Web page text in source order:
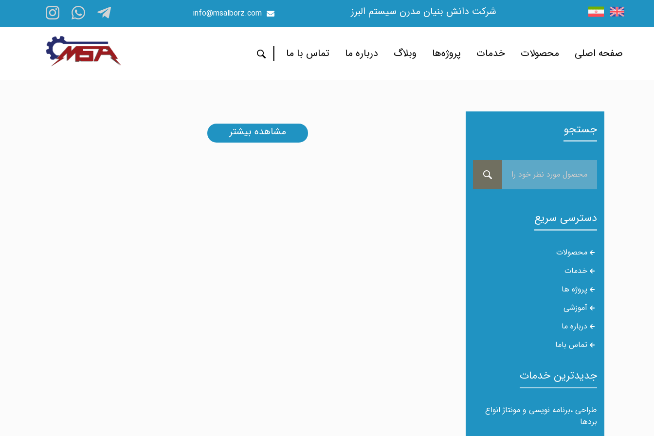
شرکت دانش بنیان مدرن سیستم البرز info@msalborz.com
صفحه اصلی محصولات خدمات پروژه‌ها وبلاگ درباره ما تماس با ما
جستجو
دسترسی سریع
محصولات
خدمات
پروژه ها
آموزشی
درباره ما
تماس باما
جدیدترین خدمات
طراحی ،برنامه نویسی و مونتاژ انواع
بردها
مشاهده بیشتر